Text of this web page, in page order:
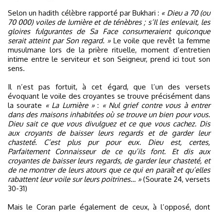
Selon un hadith célèbre rapporté par Bukhari : « Dieu a 70 (ou
70 000) voiles de lumière et de ténèbres ; s’Il les enlevait, les
gloires fulgurantes de Sa Face consumeraient quiconque
serait atteint par Son regard. »Le voile que revêt la femme
musulmane lors de la prière rituelle, moment d’entretien
intime entre le serviteur et son Seigneur, prend ici tout son
sens.
Il n’est pas fortuit, à cet égard, que l’un des versets
évoquant le voile des croyantes se trouve précisément dans
la sourate « La Lumière »: « Nul grief contre vous à entrer
dans des maisons inhabitées où se trouve un bien pour vous.
Dieu sait ce que vous divulguez et ce que vous cachez. Dis
aux croyants de baisser leurs regards et de garder leur
chasteté. C’est plus pur pour eux. Dieu est, certes,
Parfaitement Connaisseur de ce qu’ils font. Et dis aux
croyantes de baisser leurs regards, de garder leur chasteté, et
de ne montrer de leurs atours que ce qui en paraît et qu’elles
rabattent leur voile sur leurs poitrines… »(Sourate 24, versets
30-31)
Mais le Coran parle également de ceux, à l’opposé, dont